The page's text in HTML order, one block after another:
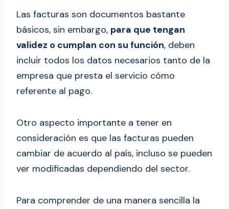
La factura comercial
Factura rectificativa
¿Cuál es la diferencia entre una factura
y un recibo?
Y cuál es la Diferencia entre factura
y orden de compras
Cómo hacer un Invoice en USA –
Conclusión
Las facturas son documentos bastante
básicos, sin embargo, para que tengan
validez o cumplan con su función, deben
incluir todos los datos necesarios tanto de la
empresa que presta el servicio cómo
referente al pago.
Otro aspecto importante a tener en
consideración es que las facturas pueden
cambiar de acuerdo al país, incluso se pueden
ver modificadas dependiendo del sector.
Para comprender de una manera sencilla la